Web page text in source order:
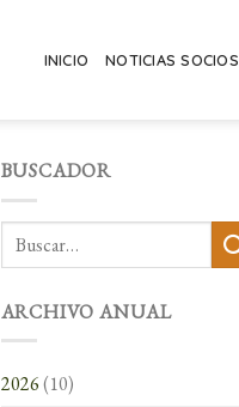
INICIO NOTICIAS SOCIOS
BUSCADOR
ARCHIVO ANUAL
2026(10)